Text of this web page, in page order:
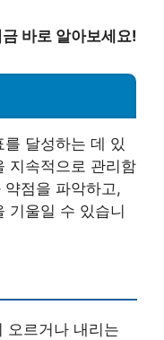
바로 알아보세요!
달성하는 데 있
지속적으로 관리함
점을 파악하고,
기울일 수 있습니
오르거나 내리는